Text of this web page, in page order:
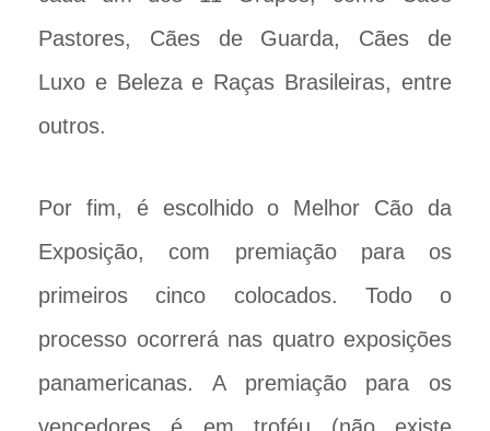
Pastores, Cães de Guarda, Cães de
Luxo e Beleza e Raças Brasileiras, entre
outros.
Por fim, é escolhido o Melhor Cão da
Exposição, com premiação para os
primeiros cinco colocados. Todo o
processo ocorrerá nas quatro exposições
panamericanas. A premiação para os